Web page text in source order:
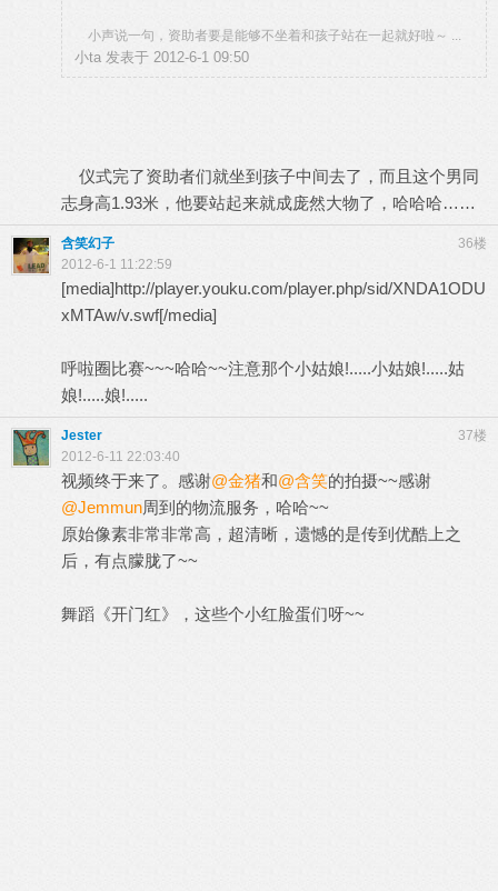
小声说一句，资助者要是能够不坐着和孩子站在一起就好啦～ ...
小ta 发表于 2012-6-1 09:50
仪式完了资助者们就坐到孩子中间去了，而且这个男同
志身高1.93米，他要站起来就成庞然大物了，哈哈哈……
36楼
含笑幻子
2012-6-1 11:22:59
[media]http://player.youku.com/player.php/sid/XNDA1ODU
xMTAw/v.swf[/media]
呼啦圈比赛~~~哈哈~~注意那个小姑娘!.....小姑娘!.....姑
娘!.....娘!.....
37楼
Jester
2012-6-11 22:03:40
视频终于来了。感谢@金猪和@含笑的拍摄~~感谢
@Jemmun周到的物流服务，哈哈~~
原始像素非常非常高，超清晰，遗憾的是传到优酷上之
后，有点朦胧了~~
舞蹈《开门红》，这些个小红脸蛋们呀~~